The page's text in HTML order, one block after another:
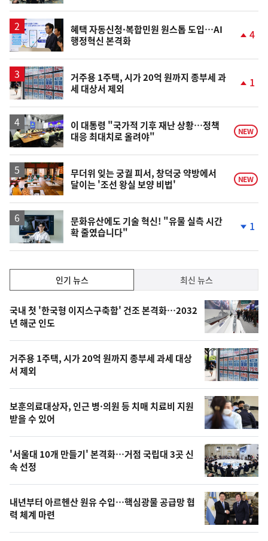
일
혜택 자동신청·복합민원 원스톱 도입…AI
행정혁신 본격화
계
4
거주용 1주택, 시가 20억 원까지 종부세 과
세 대상서 제외
계
승
1
이 대통령 "국가적 기후 재난 상황…정책
대응 최대치로 올려야"
NEW
무더위 잊는 궁궐 피서, 창덕궁 약방에서
달이는 '조선 왕실 보양 비법'
NEW
문화유산에도 기술 혁신! "유물 실측 시간
확 줄였습니다"
계
락
1
기,
최
신,
오
늘
의
영
상
오
늘
의
사
진
인기 뉴스 최신 뉴스
기
뉴
스
국내 첫 '한국형 이지스구축함' 건조 본격화…2032
년 해군 인도
거주용 1주택, 시가 20억 원까지 종부세 과세 대상
서 제외
보훈의료대상자, 인근 병·의원 등 치매 치료비 지원
받을 수 있어
'서울대 10개 만들기' 본격화…거점 국립대 3곳 신
속 선정
내년부터 아르헨산 원유 수입…핵심광물 공급망 협
력 체계 마련